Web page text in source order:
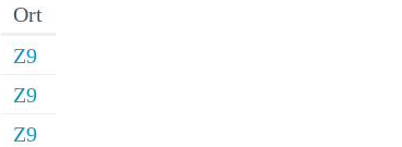
Ort
Z9
Z9
Z9